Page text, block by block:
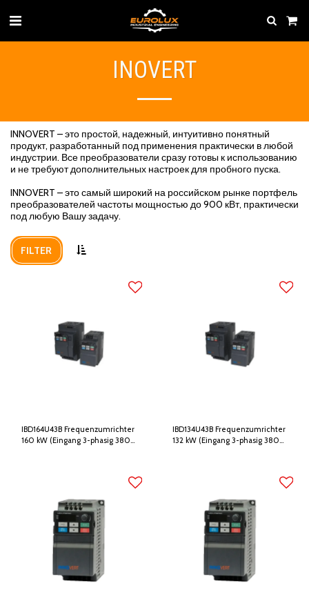
INOVERT
INNOVERT – это простой, надежный, интуитивно понятный
продукт, разработанный под применения практически в любой
индустрии. Все преобразователи сразу готовы к использованию
и не требуют дополнительных настроек для пробного пуска.
INNOVERT – это самый широкий на российском рынке портфель
преобразователей частоты мощностью до 900 кВт, практически
под любую Вашу задачу.
FILTER
IBD164U43B Frequenzumrichter
160 kW (Eingang 3-phasig 380V,
IBD134U43B Frequenzumrichter
132 kW (Eingang 3-phasig 380V,